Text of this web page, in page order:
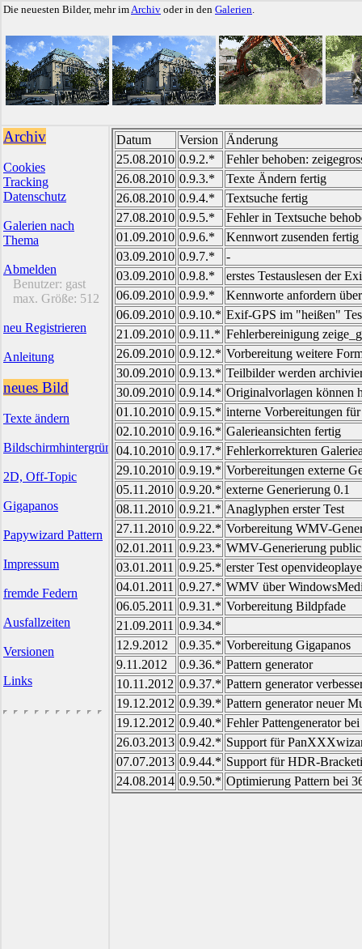
Die neuesten Bilder, mehr imArchiv oder in den Galerien.
Archiv
Cookies
Tracking
Datenschutz
Galerien nach
Thema
Abmelden
Benutzer: gast
max. Größe: 512
neu Registrieren
Anleitung
neues Bild
Texte ändern
Bildschirmhintergründe
2D, Off-Topic
Gigapanos
Papywizard Pattern
Impressum
fremde Federn
Ausfallzeiten
Versionen
Links
Datum Version
Änderung
25.08.2010 0.9.2.*
Fehler behoben:
26.08.2010 0.9.3.*
Texte Ändern fertig
26.08.2010 0.9.4.*
Textsuche fertig
27.08.2010 0.9.5.*
Fehler in Textsuche
01.09.2010 0.9.6.*
Kennwort zusenden fertig
03.09.2010 0.9.7.*
-
03.09.2010 0.9.8.*
erstes Testauslesen der
06.09.2010 0.9.9.*
Kennworte anfordern
06.09.2010 0.9.10.* Exif-GPS im "heißen"
21.09.2010 0.9.11.* Fehlerbereinigung
26.09.2010 0.9.12.* Vorbereitung weitere
30.09.2010 0.9.13.* Teilbilder werden
30.09.2010 0.9.14.* Originalvorlagen können
01.10.2010 0.9.15.* interne Vorbereitungen
02.10.2010 0.9.16.* Galerieansichten fertig
04.10.2010 0.9.17.* Fehlerkorrekturen
29.10.2010 0.9.19.* Vorbereitungen externe
05.11.2010 0.9.20.* externe Generierung 0.1
08.11.2010 0.9.21.* Anaglyphen erster Test
27.11.2010 0.9.22.* Vorbereitung WMV-
02.01.2011 0.9.23.* WMV-Generierung public
03.01.2011 0.9.25.* erster Test
04.01.2011 0.9.27.* WMV über
06.05.2011 0.9.31.* Vorbereitung Bildpfade
21.09.2011 0.9.34.*
12.9.2012
0.9.35.* Vorbereitung Gigapanos
9.11.2012
0.9.36.* Pattern generator
10.11.2012 0.9.37.* Pattern generator
19.12.2012 0.9.39.* Pattern generator neuer
19.12.2012 0.9.40.* Fehler Pattengenerator
26.03.2013 0.9.42.* Support für
07.07.2013 0.9.44.* Support für HDR-
24.08.2014 0.9.50.* Optimierung Pattern bei